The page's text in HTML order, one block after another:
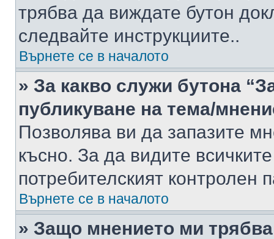
трябва да виждате бутон
следвайте инструкциите..
Върнете се в началото
» За какво служи бутона
публикуване на тема/
Позволява ви да запазите
късно. За да видите
потребителският контролен
Върнете се в началото
» Защо мнението ми